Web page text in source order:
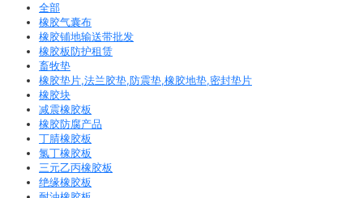
全部
橡胶气囊布
橡胶铺地输送带批发
橡胶板防护租赁
畜牧垫
橡胶垫片,法兰胶垫,防震垫,橡胶地垫,密封垫片
橡胶块
减震橡胶板
橡胶防腐产品
丁腈橡胶板
氯丁橡胶板
三元乙丙橡胶板
绝缘橡胶板